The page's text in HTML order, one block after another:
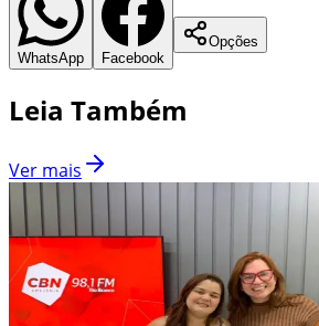
WhatsApp Facebook
Opções
Leia Também
Ver mais